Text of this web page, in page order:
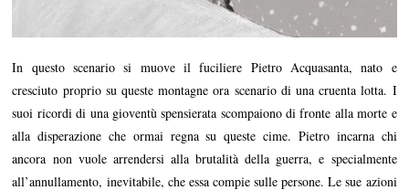
In questo scenario si muove il fuciliere Pietro Acquasanta, nato e
cresciuto proprio su queste montagne ora scenario di una cruenta lotta. I
suoi ricordi di una gioventù spensierata scompaiono di fronte alla morte e
alla disperazione che ormai regna su queste cime. Pietro incarna chi
ancora non vuole arrendersi alla brutalità della guerra, e specialmente
all’annullamento, inevitabile, che essa compie sulle persone. Le sue azioni